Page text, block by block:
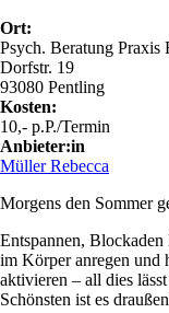
Ort:
Psych. Beratung Praxis
Dorfstr. 19
93080 Pentling
Kosten:
10,- p.P./Termin
Anbieter:in
Müller Rebecca
Morgens den Sommer
Entspannen,
im Körper anregen und
aktivieren – all dies
Schönsten ist es